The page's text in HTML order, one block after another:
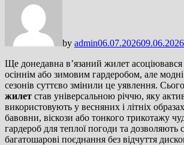
by admin06.07.202609.06.2026
Ще донедавна в’язаний жилет
осіннім або зимовим гардеробом, але модні
сезонів суттєво змінили це уявлення.
жилет став універсальною річчю, яку
використовують у весняних і літніх
бавовни, віскози або тонкого трикотажу
гардероб для теплої погоди та дозволяють
багатошарові поєднання без відчуття